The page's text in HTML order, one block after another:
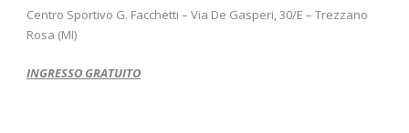
Centro Sportivo G. Facchetti – Via De Gasperi, 30/E – Trezzano
Rosa (MI)
INGRESSO GRATUITO